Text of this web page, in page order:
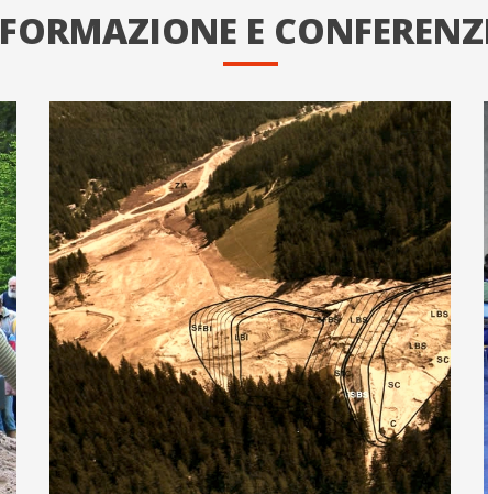
FORMAZIONE E